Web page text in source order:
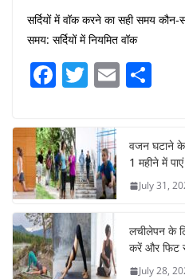
सर्दियों में वॉक करने का सही समय कौन-
समय: सर्दियों में नियमित वॉक
F
c
e
b
o
o
k
T
itt
er
E
e
वजन घटाने के
1 महीने में
July 31,
लचीलेपन के
करें और फिट
July 28,